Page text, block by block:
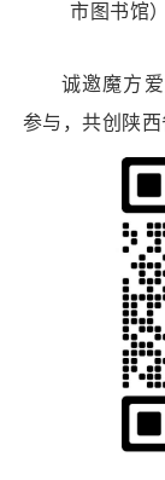
市图书馆
诚邀魔方
参与，共创陕西